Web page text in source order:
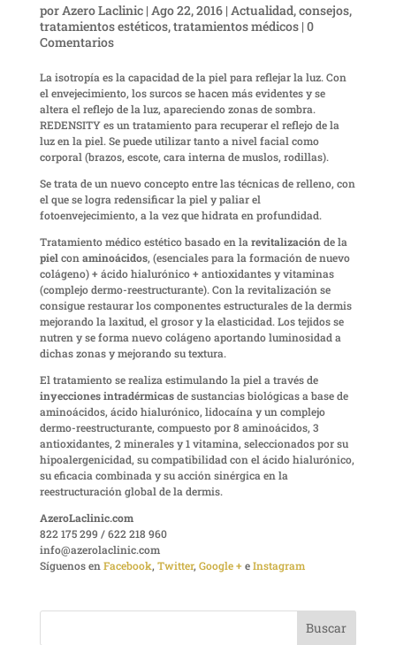
por Azero Laclinic| Ago 22, 2016| Actualidad,consejos,
tratamientos estéticos,tratamientos médicos| 0
Comentarios
La isotropía es la capacidad de la piel para reflejar la luz. Con
el envejecimiento, los surcos se hacen más evidentes y se
altera el reflejo de la luz, apareciendo zonas de sombra.
REDENSITY es un tratamiento para recuperar el reflejo de la
luz en la piel. Se puede utilizar tanto a nivel facial como
corporal (brazos, escote, cara interna de muslos, rodillas).
Se trata de un nuevo concepto entre las técnicas de relleno, con
el que se logra redensificar la piel y paliar el
fotoenvejecimiento, a la vez que hidrata en profundidad.
Tratamiento médico estético basado en la revitalización de la
piel con aminoácidos, (esenciales para la formación de nuevo
colágeno) + ácido hialurónico + antioxidantes y vitaminas
(complejo dermo-reestructurante). Con la revitalización se
consigue restaurar los componentes estructurales de la dermis
mejorando la laxitud, el grosor y la elasticidad. Los tejidos se
nutren y se forma nuevo colágeno aportando luminosidad a
dichas zonas y mejorando su textura.
El tratamiento se realiza estimulando la piel a través de
inyecciones intradérmicasde sustancias biológicas a base de
aminoácidos, ácido hialurónico, lidocaína y un complejo
dermo-reestructurante, compuesto por 8 aminoácidos, 3
antioxidantes, 2 minerales y 1 vitamina, seleccionados por su
hipoalergenicidad, su compatibilidad con el ácido hialurónico,
su eficacia combinada y su acción sinérgica en la
reestructuración global de la dermis.
AzeroLaclinic.com
822 175 299 / 622 218 960
info@azerolaclinic.com
Síguenos en Facebook, Twitter, Google +eInstagram